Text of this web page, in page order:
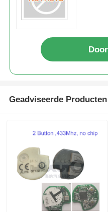
Geadviseerde Producten